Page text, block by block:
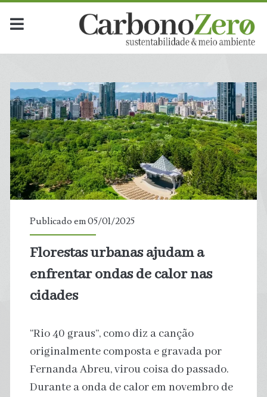
Dia:
<span>5
de
janeiro
de
2025</span>
Publicado em 05/01/2025
Florestas urbanas ajudam a
enfrentar ondas de calor nas
cidades
“Rio 40 graus”, como diz a canção
originalmente composta e gravada por
Fernanda Abreu, virou coisa do passado.
Durante a onda de calor em novembro de